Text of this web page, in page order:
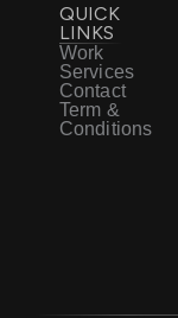
QUICK
LINKS
Work
Services
Contact
Term &
Conditions